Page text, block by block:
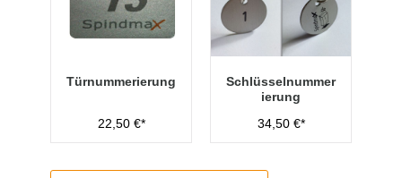
Türnummerierung
22,50 €*
Schlüsselnummer
ierung
34,50 €*